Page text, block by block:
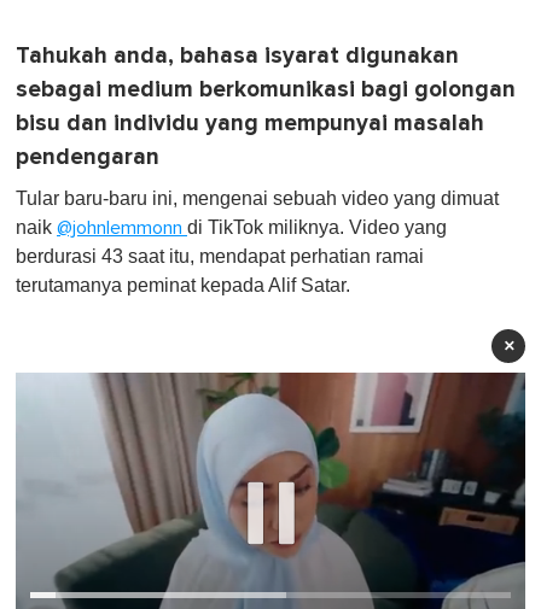
Tahukah anda, bahasa isyarat digunakan
sebagai medium berkomunikasi bagi golongan
bisu dan individu yang mempunyai masalah
pendengaran
Tular baru-baru ini, mengenai sebuah video yang dimuat
naik @johnlemmonn di TikTok miliknya. Video yang
berdurasi 43 saat itu, mendapat perhatian ramai
terutamanya peminat kepada Alif Satar.
×